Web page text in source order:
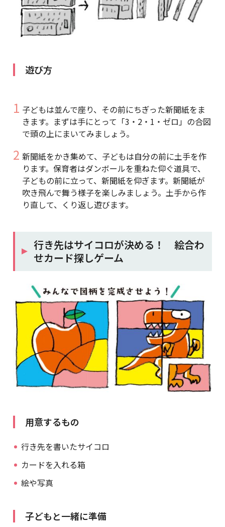
遊び方
子どもは並んで座り、その前にちぎった新聞紙をま
きます。まずは手にとって「3・2・1・ゼロ」の合図
で頭の上にまいてみましょう。
新聞紙をかき集めて、子どもは自分の前に土手を作
ります。保育者はダンボールを重ねた仰ぐ道具で、
子どもの前に立って、新聞紙を仰ぎます。新聞紙が
吹き飛んで舞う様子を楽しみましょう。土手から作
り直して、くり返し遊びます。
行き先はサイコロが決める！ 絵合わ
せカード探しゲーム
用意するもの
行き先を書いたサイコロ
カードを入れる箱
絵や写真
子どもと一緒に準備